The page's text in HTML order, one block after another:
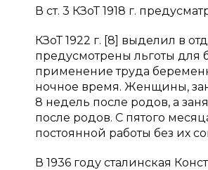
В ст. 3 КЗоТ 1918 г.
КЗоТ 1922 г. [8] выделил в
предусмотрены льготы для
применение труда
ночное время. Женщины,
8 недель после родов, а
после родов. С пятого
постоянной работы без их
В 1936 году сталинская